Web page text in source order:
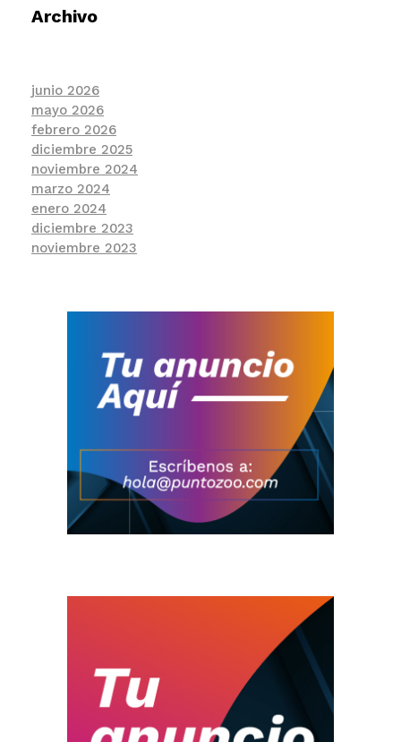
Archivo
junio 2026
mayo 2026
febrero 2026
diciembre 2025
noviembre 2024
marzo 2024
enero 2024
diciembre 2023
noviembre 2023